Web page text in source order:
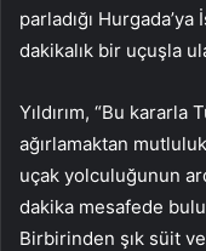
parladığı Hurgada’ya
dakikalık bir uçuşla
Yıldırım, “Bu
ağırlamaktan
uçak yolculuğunun
dakika mesafede
Birbirinden şık süit